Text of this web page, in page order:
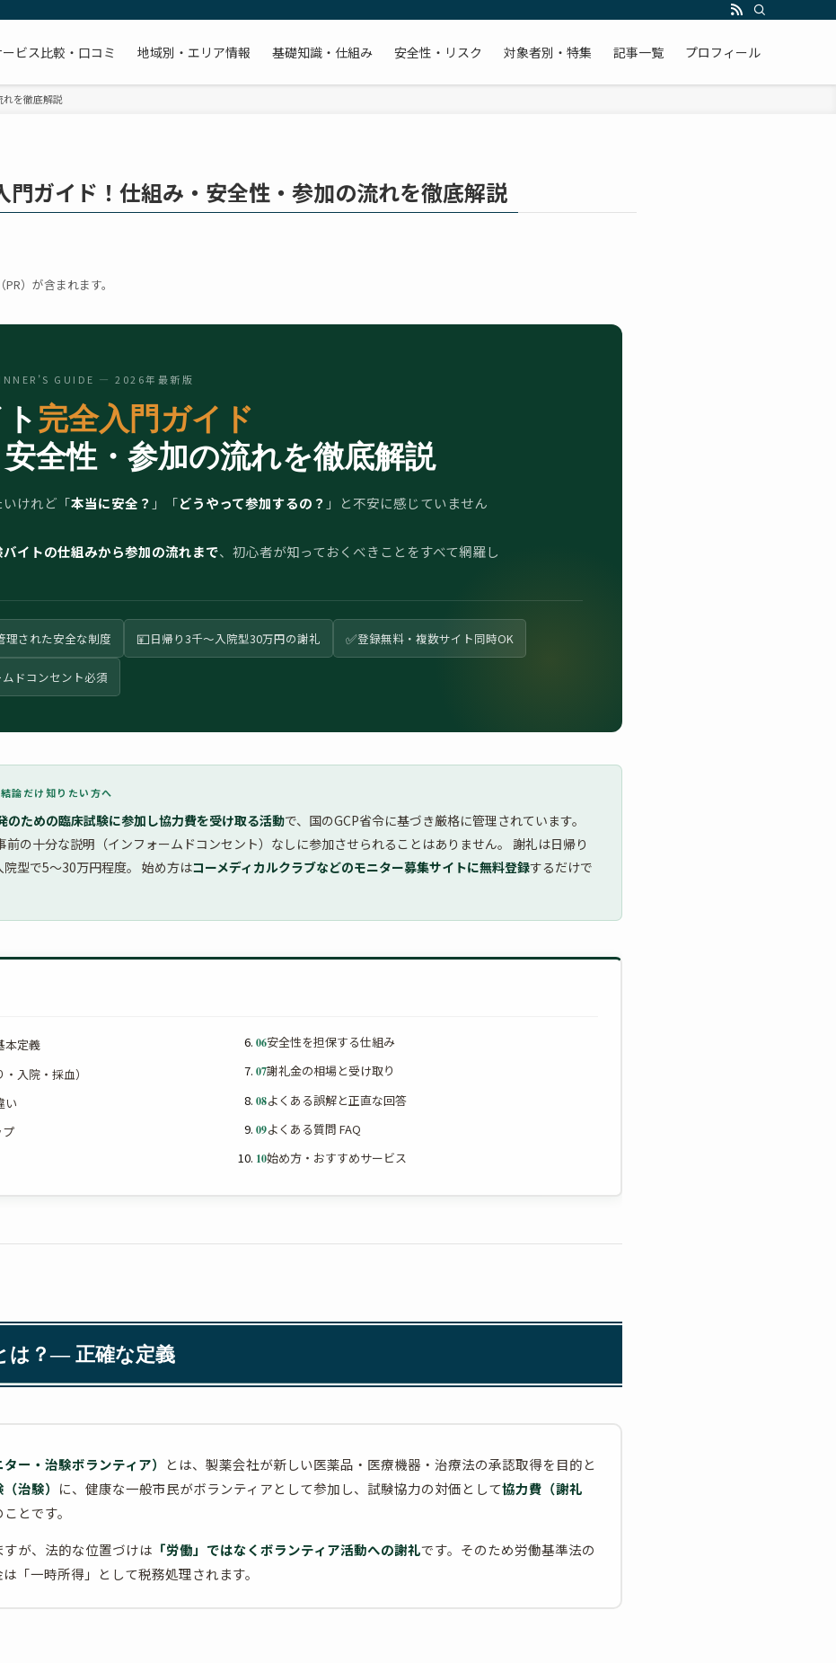
ービス比較・口コミ 地域別・エリア情報 基礎知識・仕組み 安全性・リスク 対象者別・特集 記事一覧 プロフィール
れを徹底解説
門ガイド！仕組み・安全性・参加の流れを徹底解説
）が含まれます。
GUIDE — 2026年最新版
完全入門ガイド
全性・参加の流れを徹底解説
けれど「本当に安全？ 」「どうやって参加するの？ 」と不安に感じていません
イトの仕組みから参加の流れまで、初心者が知っておくべきことをすべて網羅し
理された安全な制度 💴日帰り3千〜入院型30万円の謝礼 ✅登録無料・複数サイト同時OK
ドコンセント必須
だけ知りたい方へ
のための臨床試験に参加し協力費を受け取る活動で、国のGCP省令に基づき厳格に管理されています。
前の十分な説明（インフォームドコンセント）なしに参加させられることはありません。 謝礼は日帰り
型で5〜30万円程度。 始め方はコーメディカルクラブなどのモニター募集サイトに無料登録するだけで
本定義
入院・採血）
い
06安全性を担保する仕組み
07謝礼金の相場と受け取り
08よくある誤解と正直な回答
09よくある質問 FAQ
10始め方・おすすめサービス
は？— 正確な定義
ー・治験ボランティア）
とは、製薬会社が新しい医薬品・医療機器・治療法の承認取得を目的と
治験） に、健康な一般市民がボランティアとして参加し、試験協力の対価として協力費（謝礼
ことです。
すが、法的な位置づけは 「労働」ではなくボランティア活動への謝礼です。そのため労働基準法の
「一時所得」として税務処理されます。